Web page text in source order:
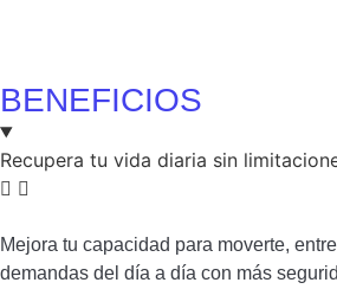
BENEFICIOS
Recupera tu vida diaria sin
Mejora tu capacidad para moverte,
demandas del día a día con más